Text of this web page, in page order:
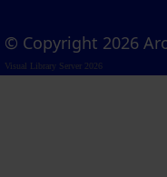
© Copyright 2026
Visual Library Server 2026